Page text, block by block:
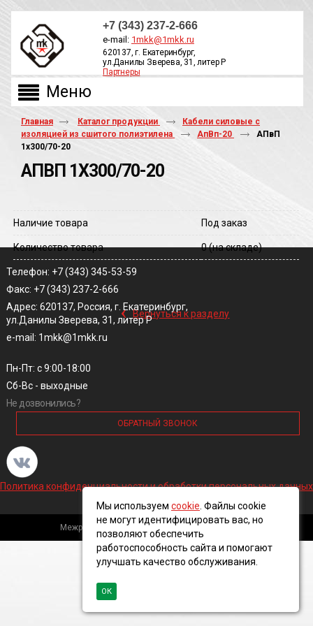
+7 (343) 237-2-666
e-mail: 1mkk@1mkk.ru
620137, г. Екатеринбург,
ул.Данилы Зверева, 31, литер Р
Партнеры
Главная Каталог продукции
Кабели силовые с
изоляцией из сшитого полиэтилена
АпВп-20
АПвП
1х300/70-20
АПВП 1Х300/70-20
Наличие товара Под заказ
Количество товара 0(на складе)
‹ Вернуться к разделу
Телефон: +7 (343) 345-53-59
Факс: +7 (343) 237-2-666
Адрес: 620137, Россия, г. Екатеринбург,
ул.Данилы Зверева, 31, литер Р
e-mail: 1mkk@1mkk.ru
Пн-Пт: с 9:00-18:00
Сб-Вс - выходные
Не дозвонились?
ОБРАТНЫЙ ЗВОНОК
Политика конфиденциальности и обработки персональных данных
Межрегиональная кабельная компания, 2016 ©
Мы используем cookie . Файлы cookie
не могут идентифицировать вас, но
позволяют обеспечить
работоспособность сайта и помогают
улучшать качество обслуживания.
ОК